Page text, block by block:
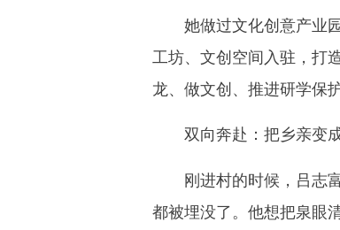
她做过文化创意产业园
工坊、文创空间入驻，打
龙、做文创、推进研学保护
双向奔赴：把乡亲变
刚进村的时候，吕志富
都被埋没了。他想把泉眼